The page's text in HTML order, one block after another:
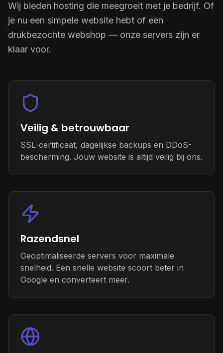
Wij bieden hosting die meegroeit met je bedrijf. Of
je nu een simpele website hebt of een
drukbezochte webshop — onze servers zijn er
klaar voor.
Veilig & betrouwbaar
SSL-certificaat, dagelijkse backups en DDoS-
bescherming. Jouw website is altijd veilig bij ons.
Razendsnel
Geoptimaliseerde servers voor maximale
snelheid. Een snelle website scoort beter in
Google en converteert meer.